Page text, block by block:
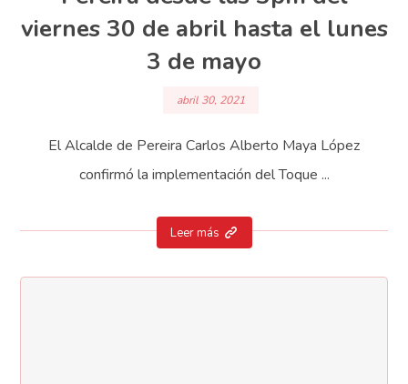
viernes 30 de abril hasta el lunes
3 de mayo
abril 30, 2021
El Alcalde de Pereira Carlos Alberto Maya López
confirmó la implementación del Toque ...
Leer más